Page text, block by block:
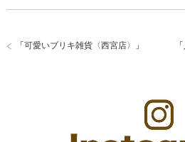
「
「可愛いブリキ雑貨〈西宮店〉 」